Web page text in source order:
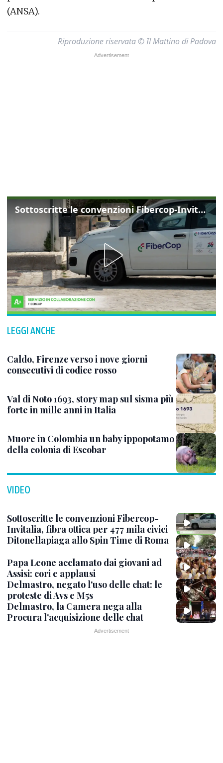
(ANSA).
Riproduzione riservata © Il Mattino di Padova
Sottoscritte le convenzioni Fibercop-Invitalia, fibra ottica per 477 mila civici
LEGGI ANCHE
Caldo, Firenze verso i nove giorni
consecutivi di codice rosso
Val di Noto 1693, story map sul sisma più
forte in mille anni in Italia
Muore in Colombia un baby ippopotamo
della colonia di Escobar
VIDEO
Sottoscritte le convenzioni Fibercop-
Invitalia, fibra ottica per 477 mila civici
Ditonellapiaga allo Spin Time di Roma
Papa Leone acclamato dai giovani ad
Assisi: cori e applausi
Delmastro, negato l'uso delle chat: le
proteste di Avs e M5s
Delmastro, la Camera nega alla
Procura l'acquisizione delle chat